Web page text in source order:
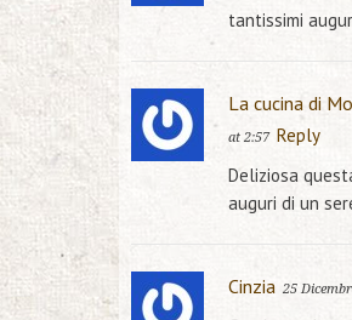
tantissimi
La cucina di
at 2:57 Reply
Deliziosa
auguri di un
Cinzia 25